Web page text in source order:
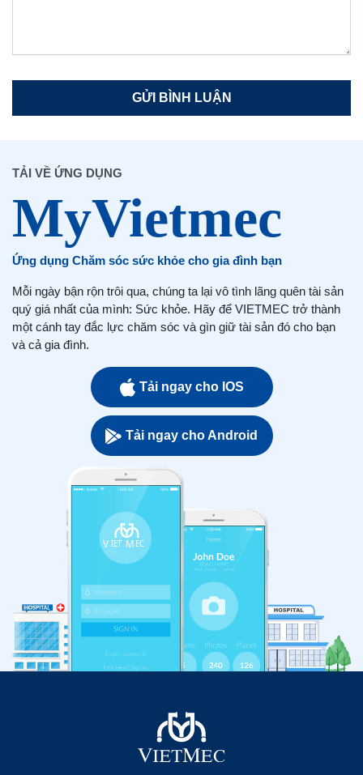
TẢI VỀ ỨNG DỤNG
Ứng dụng Chăm sóc sức khỏe cho gia đình bạn
Mỗi ngày bận rộn trôi qua, chúng ta lại vô tình lãng quên tài sản
quý giá nhất của mình: Sức khỏe. Hãy để VIETMEC trở thành
một cánh tay đắc lực chăm sóc và gìn giữ tài sản đó cho bạn
và cả gia đình.
Tải ngay cho IOS
Tải ngay cho Android